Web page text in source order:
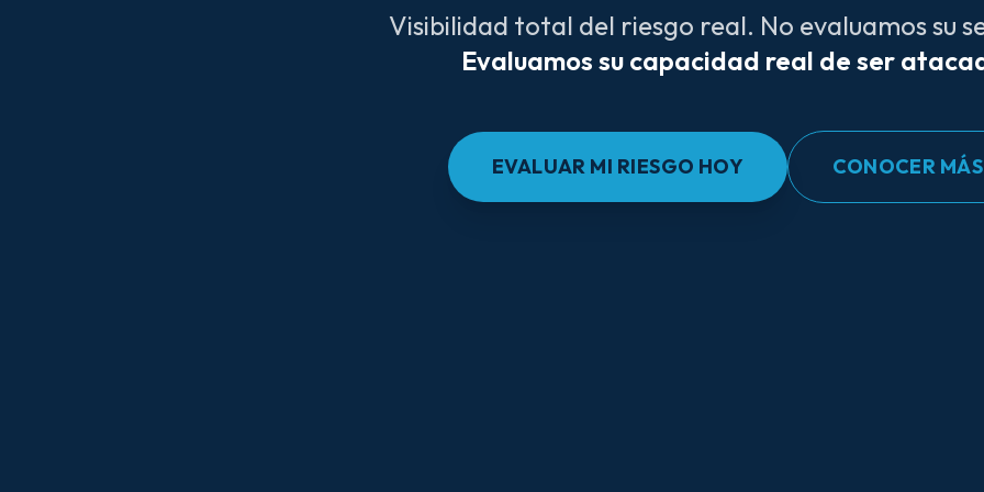
Visibilidad total del riesgo real. No evaluamos su
Evaluamos su capacidad real de ser
EVALUAR MI RIESGO HOY CONOCER MÁS